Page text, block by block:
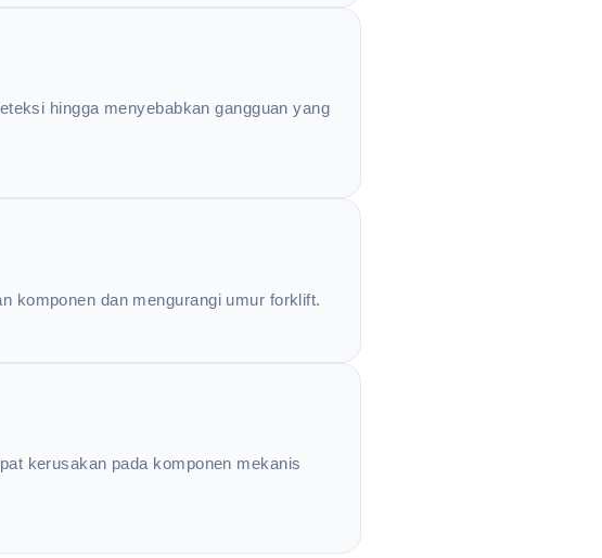
hingga menyebabkan gangguan yang
komponen dan mengurangi umur forklift.
kerusakan pada komponen mekanis